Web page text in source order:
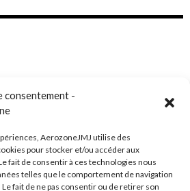
consentement -
AerozoneJMJ utilise des
pour stocker et/ou accéder aux
fait de consentir à ces technologies nous
telles que le comportement de navigation
fait de ne pas consentir ou de retirer son